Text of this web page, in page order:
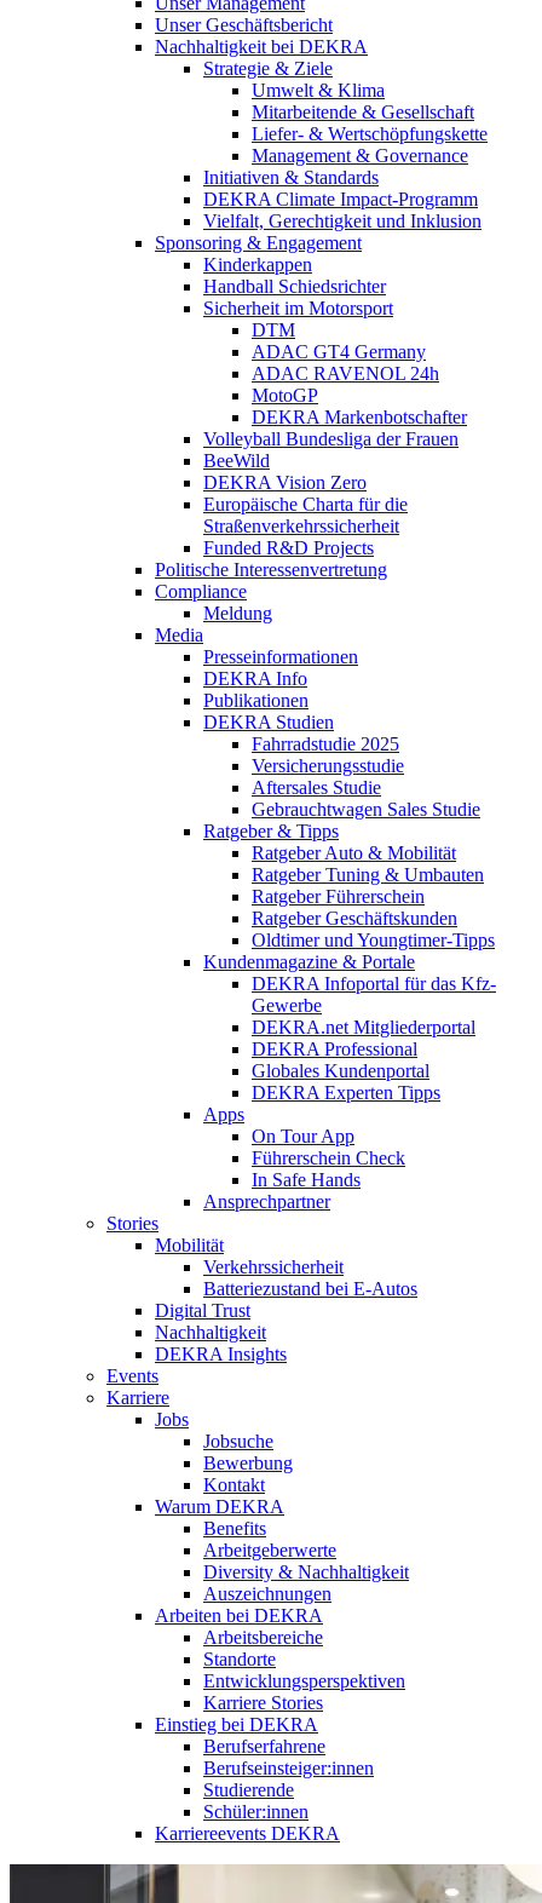
Unser Geschäftsbericht
Nachhaltigkeit bei DEKRA
Strategie & Ziele
Umwelt & Klima
Mitarbeitende & Gesellschaft
Liefer- & Wertschöpfungskette
Management & Governance
Initiativen & Standards
DEKRA Climate Impact-Programm
Vielfalt, Gerechtigkeit und Inklusion​
Sponsoring & Engagement
Kinderkappen
Handball Schiedsrichter
Sicherheit im Motorsport
DTM
ADAC GT4 Germany
ADAC RAVENOL 24h
MotoGP
DEKRA Markenbotschafter
Volleyball Bundesliga der Frauen
BeeWild
DEKRA Vision Zero
Europäische Charta für die
Straßenverkehrssicherheit
Funded R&D Projects
Politische Interessenvertretung
Compliance
Meldung
Media
Presseinformationen
DEKRA Info
Publikationen
DEKRA Studien
Fahrradstudie 2025
Versicherungsstudie
Aftersales Studie
Gebrauchtwagen Sales Studie
Ratgeber & Tipps
Ratgeber Auto & Mobilität
Ratgeber Tuning & Umbauten
Ratgeber Führerschein
Ratgeber Geschäftskunden
Oldtimer und Youngtimer-Tipps
Kundenmagazine & Portale
DEKRA Infoportal für das Kfz-
Gewerbe
DEKRA.net Mitgliederportal
DEKRA Professional
Globales Kundenportal
DEKRA Experten Tipps
Apps
On Tour App
Führerschein Check
In Safe Hands
Ansprechpartner
Stories
Mobilität
Verkehrssicherheit
Batteriezustand bei E-Autos
Digital Trust
Nachhaltigkeit
DEKRA Insights
Events
Karriere
Jobs
Jobsuche
Bewerbung
Kontakt
Warum DEKRA
Benefits
Arbeitgeberwerte
Diversity & Nachhaltigkeit
Auszeichnungen
Arbeiten bei DEKRA
Arbeitsbereiche
Standorte
Entwicklungsperspektiven
Karriere Stories
Einstieg bei DEKRA
Berufserfahrene
Berufseinsteiger:innen
Studierende
Schüler:innen
Karriereevents DEKRA